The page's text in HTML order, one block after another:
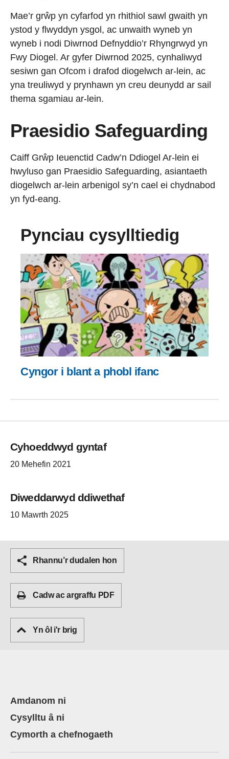
Mae’r grŵp yn cyfarfod yn rhithiol sawl gwaith yn
ystod y flwyddyn ysgol, ac unwaith wyneb yn
wyneb i nodi Diwrnod Defnyddio’r Rhyngrwyd yn
Fwy Diogel. Ar gyfer Diwrnod 2025, cynhaliwyd
sesiwn gan Ofcom i drafod diogelwch ar-lein, ac
yna treuliwyd y prynhawn yn creu deunydd ar sail
thema sgamiau ar-lein.
Praesidio Safeguarding
Caiff Grŵp Ieuenctid Cadw’n Ddiogel Ar-lein ei
hwyluso gan Praesidio Safeguarding, asiantaeth
diogelwch ar-lein arbenigol sy’n cael ei chydnabod
yn fyd-eang.
Pynciau cysylltiedig
Cyngor i blant a phobl ifanc
Cyhoeddwyd gyntaf
20 Mehefin 2021
Diweddarwyd ddiwethaf
10 Mawrth 2025
Rhannu’r dudalen hon
Cadw ac argraffu PDF
Yn ôl i'r brig
Amdanom ni
Cysylltu â ni
Cymorth a chefnogaeth